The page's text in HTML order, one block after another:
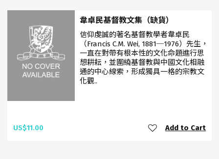
韋卓民基督教文集（缺貨）
信仰虔誠的著名基督教學者韋卓民
（Francis C.M. Wei, 1881─1976）先生，
一直在對帶有根本性的文化命題進行思
想耕耘，並圍繞基督教與中國文化相融
通的中心線索，形成獨具一格的宗教文
化觀..
US$11.00 Add to Cart